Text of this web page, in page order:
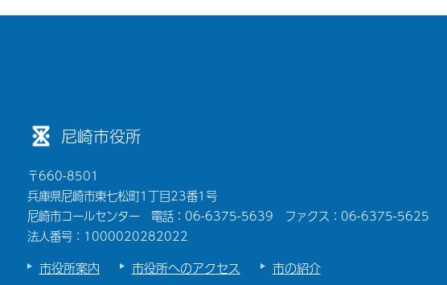
尼崎市役所
〒660-8501
兵庫県尼崎市東七松町1丁目23番1号
尼崎市コールセンター 電話：06-6375-5639 ファクス：06-6375-5625
法人番号：1000020282022
市役所案内 市役所へのアクセス 市の紹介